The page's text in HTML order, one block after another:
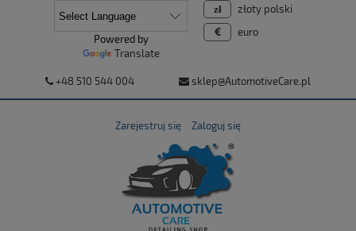
+48 510 544 004 sklep@AutomotiveCare.pl
Zarejestruj się Zaloguj się
złoty polski
euro
Powered by
Translate